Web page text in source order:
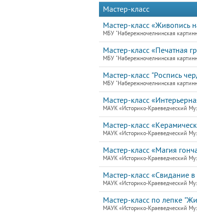
Мастер-класс
Мастер-класс «Живопись
МБУ "Набережночелнинская
Мастер-класс «Печатная
МБУ "Набережночелнинская
Мастер-класс "Роспись
МБУ "Набережночелнинская
Мастер-класс
МАУК «Историко-Краеведческий
Мастер-класс
МАУК «Историко-Краеведческий
Мастер-класс «Магия
МАУК «Историко-Краеведческий
Мастер-класс «Свидание
МАУК «Историко-Краеведческий
Мастер-класс по лепке
МАУК «Историко-Краеведческий